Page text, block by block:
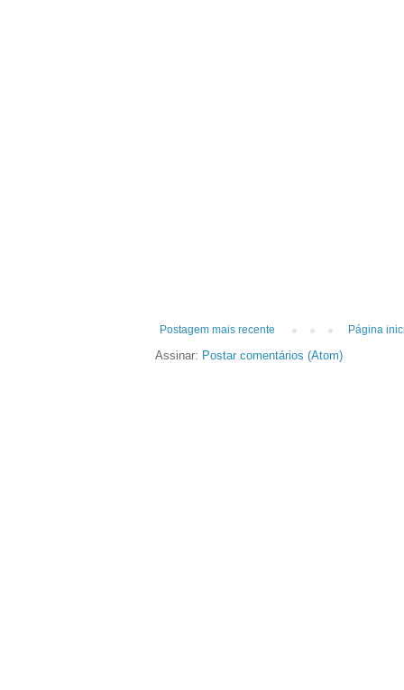
Postagem mais recente Página
Assinar: Postar comentários (Atom)